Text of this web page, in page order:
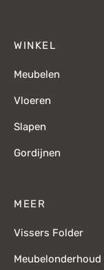
WINKEL
Meubelen
Vloeren
Slapen
Gordijnen
MEER
Vissers Folder
Meubelonderhoud